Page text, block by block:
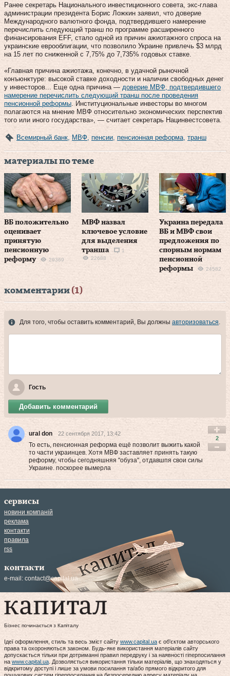
Ранее секретарь Национального инвестиционного совета, экс-глава
администрации президента Борис Ложкин заявил, что доверие
Международного валютного фонда, подтвердившего намерение
перечислить следующий транш по программе расширенного
финансирования EFF, стало одной из причин ажиотажного спроса на
украинские еврооблигации, что позволило Украине привлечь $3 млрд
на 15 лет по сниженной с 7,75% до 7,735% годовых ставке.
«Главная причина ажиотажа, конечно, в удачной рыночной
конъюнктуре: высокой ставке доходности и наличии свободных денег
у инвесторов... Еще одна причина — доверие МВФ, подтвердившего
намерение перечислить следующий транш после проведения
пенсионной реформы . Институциональные инвесторы во многом
полагаются на мнение МВФ относительно экономических перспектив
того или иного государства», — считает секретарь Нацинвестсовета.
Всемирный банк МВФ пенсии пенсионная реформа транш
материалы по теме
ВБ положительно
оценивает
принятую
пенсионную
реформу
29369
МВФ назвал
ключевое условие
для выделения
транша
1
22688
Украина передала
ВБ и МВФ свои
предложения по
спорным нормам
пенсионной
реформы
24582
комментарии (1)
Для того, чтобы оставить комментарий, Вы должны авторизоваться.
Гость
Добавить комментарий
ural don 22 сентября 2017, 13:42
То есть, пенсионная реформа ещё позволит выжить какой
то части украинцев. Хотя МВФ заставляет принять такую
реформу, чтобы сегодняшняя "обуза", отдавшпя свои силы
Украине. поскорее вымерла
2
сервисы
новини компаній
реклама
контакти
правила
rss
контакти
e-mail: contact@capital.ua
Бізнес починається з Капіталу
Ідеї оформлення, стиль та весь зміст сайту www.capital.ua є об'єктом авторського
права та охороняються законом. Будь-яке використання матеріалів сайту
допускається тільки при дотриманні правил передруку і за наявності гіперпосилання
на www.capital.ua. Дозволяється використання тільки матеріалів, що знаходяться у
відкритому доступі і лише за умови посилання та/або прямого відкритого для